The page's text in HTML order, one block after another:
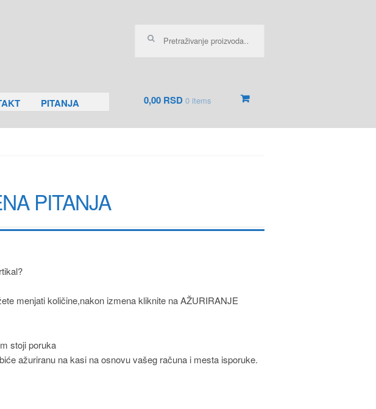
PITANJA 0,00 RSD0 items
PITANJA
menjati količine,nakon izmena kliknite na AŽURIRANJE
stoji poruka
ažuriranu na kasi na osnovu vašeg računa i mesta isporuke.